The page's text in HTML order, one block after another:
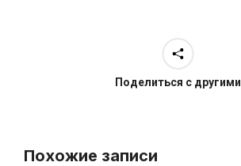
Поделиться с другими
Похожие записи